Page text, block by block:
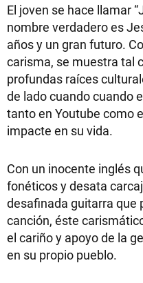
El joven se hace llamar
nombre verdadero es
años y un gran futuro.
carisma, se muestra tal
profundas raíces
de lado cuando cuando
tanto en Youtube como
impacte en su vida.
Con un inocente inglés
fonéticos y desata
desafinada guitarra que
canción, éste
el cariño y apoyo de la
en su propio pueblo.